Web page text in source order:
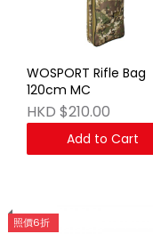
WOSPORT Rifle Bag
120cm MC
HKD $210.00
Add to Cart
照價6折